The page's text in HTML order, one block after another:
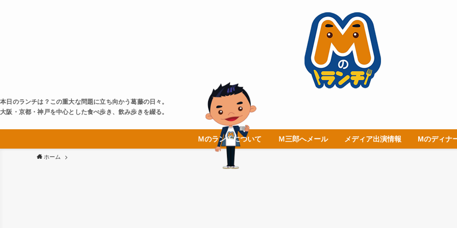
本日のランチは？この重大な問題に立ち向かう葛藤の日々。
大阪・京都・神戸を中心とした食べ歩き、飲み歩きを綴る。
Ｍのランチについて Ｍ三郎へメール メディア出演情報 Mのディナ
ホーム